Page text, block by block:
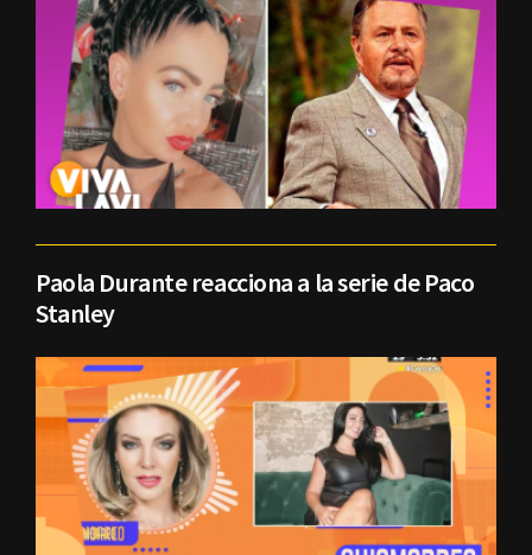
Paola Durante reacciona a la serie de Paco
Stanley